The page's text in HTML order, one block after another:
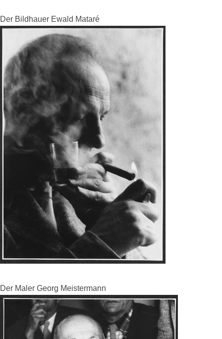
Der Bildhauer Ewald Mataré
Der Maler Georg Meistermann